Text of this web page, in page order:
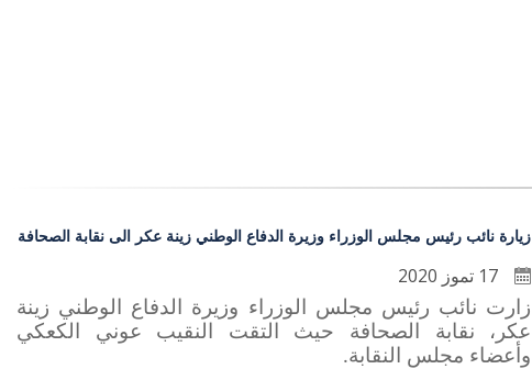
زيارة نائب رئيس مجلس الوزراء وزيرة الدفاع الوطني زينة عكر الى نقابة الصحافة
زارت نائب رئيس مجلس الوزراء وزيرة الدفاع الوطني زينة
عكر، نقابة الصحافة حيث التقت النقيب عوني الكعكي
وأعضاء مجلس النقابة.